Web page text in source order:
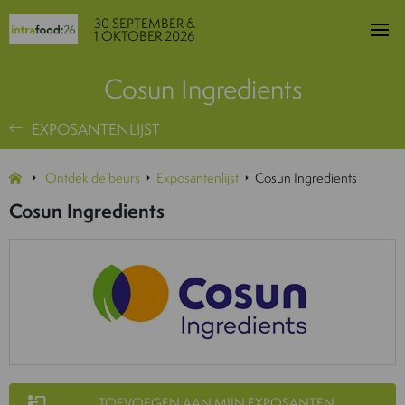
30 SEPTEMBER &
1 OKTOBER 2026
Cosun Ingredients
EXPOSANTENLIJST
Ontdek de beurs Exposantenlijst Cosun Ingredients
Cosun Ingredients